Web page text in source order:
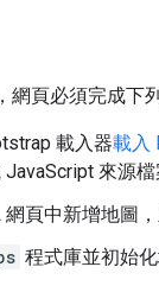
網頁必須完成下
載入器載入
來源檔
頁中新增地圖
程式庫並初始化